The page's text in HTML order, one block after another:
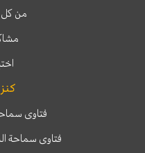
من كل
فتاوى
فتاوى سماحة